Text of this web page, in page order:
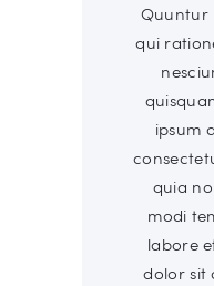
Quuntur
qui
ipsum
quia
modi
labore
dolor sit